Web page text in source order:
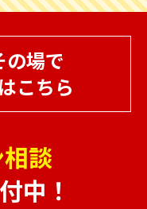
場で
こちら
談
中！